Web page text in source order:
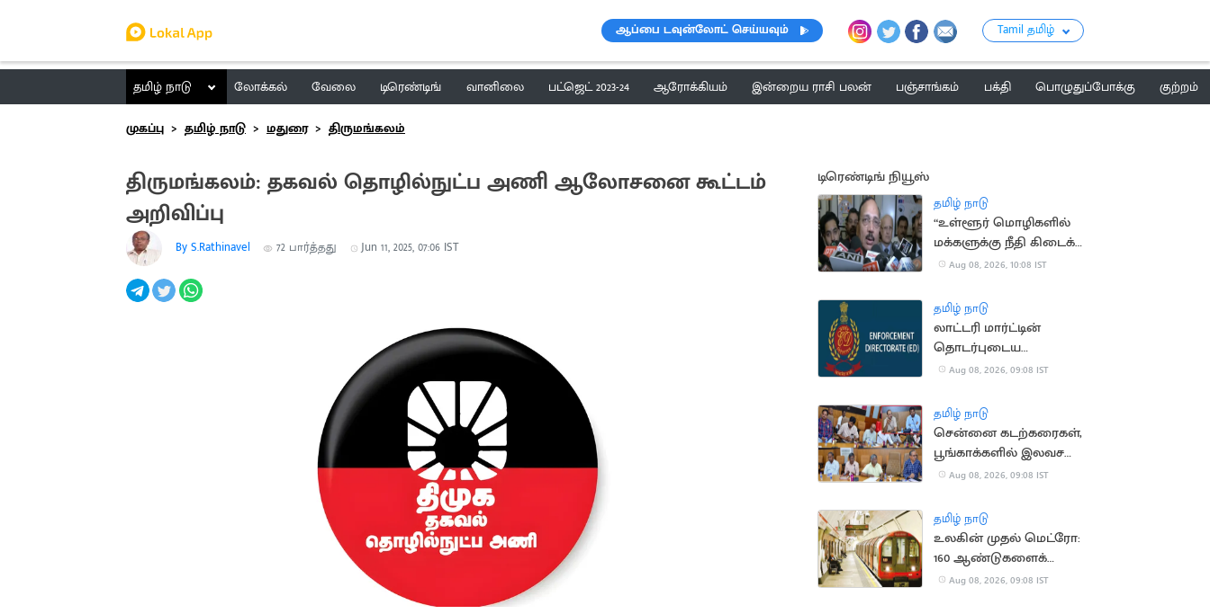
ஆப்பை டவுன்லோட் செய்யவும் Tamil தமிழ்
தமிழ் நாடு லோக்கல் வேலை டிரெண்டிங் வானிலை பட்ஜெட் 2023-24 ஆரோக்கியம் இன்றைய ராசி பலன் பஞ்சாங்கம் பக்தி பொழுதுப்போக்கு
குற்றம்
முகப்பு
தமிழ் நாடு மதுரை திருமங்கலம்
திருமங்கலம்: தகவல் தொழில்நுட்ப அணி ஆலோசனை கூட்டம்
அறிவிப்பு
By S.Rathinavel 72 பார்த்தது Jun 11, 2025, 07:06 IST
டிரெண்டிங் நியூஸ்
தமிழ் நாடு
“உள்ளூர் மொழிகளில்
மக்களுக்கு நீதி கிடைக்க
வேண்டும்”.. நீதிபதி
Aug 08, 2026, 10:08 IST
தமிழ் நாடு
லாட்டரி மார்ட்டின்
தொடர்புடைய
இடங்களில்
சோதனை
Aug 08, 2026, 09:08 IST
தமிழ் நாடு
சென்னை கடற்கரைகள்,
பூங்காக்களில் இலவச
Wi-FiAug 08, 2026, 09:08 IST
தமிழ் நாடு
உலகின் முதல் மெட்ரோ:
160 ஆண்டுகளைக்
கடந்த லண்டன் ரயில்
Aug 08, 2026, 09:08 IST